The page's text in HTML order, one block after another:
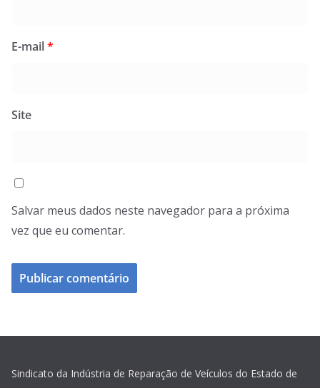
E-mail*
Site
Salvar meus dados neste navegador para a próxima
vez que eu comentar.
Sindicato da Indústria de Reparação de Veículos do Estado de